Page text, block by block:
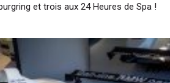
et trois aux 24 Heures de Spa !